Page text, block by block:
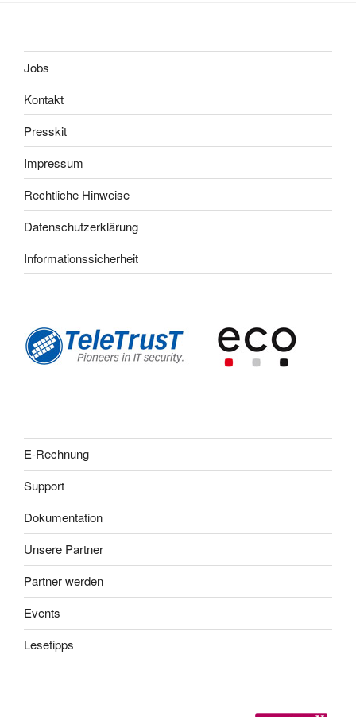
Jobs
Kontakt
Presskit
Impressum
Rechtliche Hinweise
Datenschutzerklärung
Informationssicherheit
E-Rechnung
Support
Dokumentation
Unsere Partner
Partner werden
Events
Lesetipps